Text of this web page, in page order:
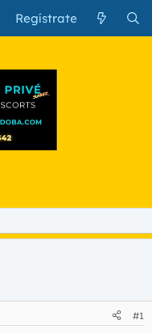
Regístrate
#1